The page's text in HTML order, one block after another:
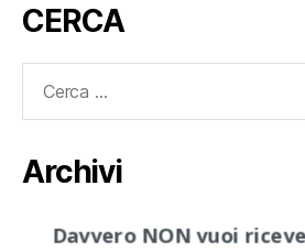
CERCA
Archivi
ArchiviDavvero NON vuoi